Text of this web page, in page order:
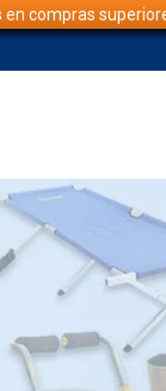
en compras